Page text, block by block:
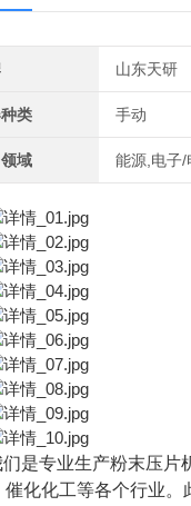
山东天研
类 手动
域 能源,电子/
们是专业生产粉末压片
催化化工等各个行业